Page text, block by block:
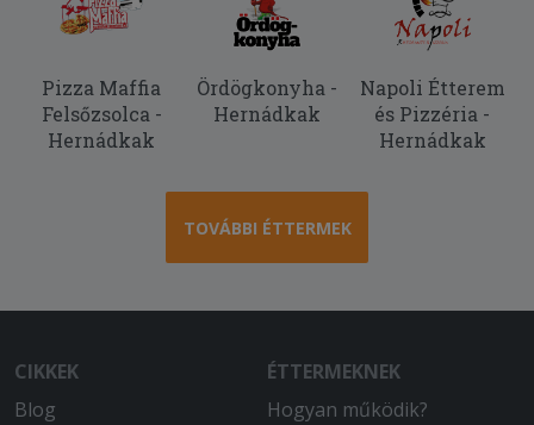
2025-11-15 - Dóra:
2025-10-31 - :
Sokadjára rendeltünk innen, mindig
fokhagymakrémlevesüket nagyon
imádom, azt szinte mindig rendelem, a
többször rendeltünk innen. Fogunk
máskor is még természetesen.
Pizza Maffia
Felsőzsolca -
Hernádkak
Ördögkonyha -
Hernádkak
Napoli Étterem
és Pizzéria -
Hernádkak
TOVÁBBI ÉTTERMEK
CIKKEK
Blog
ÉTTERMEKNEK
Hogyan működik?